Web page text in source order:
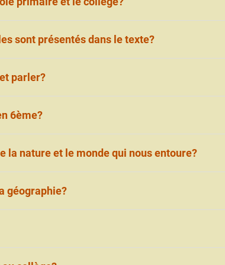
chaque matière.
sont présentés dans le texte?
matières principales:
parler?
maternelle à mieux lire, écrire et parler.
6ème?
la nature et le monde qui nous entoure?
nous permettent de comprendre la nature
géographie?
le passe et on découvre les espaces
et vivre ensemble.